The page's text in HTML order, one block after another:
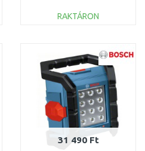
4933464229
RAKTÁRON
Összehasonlítás
31 490 Ft